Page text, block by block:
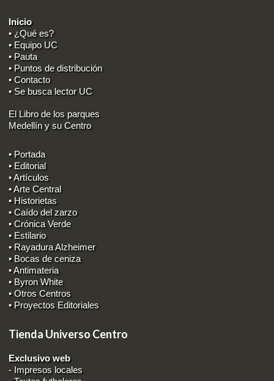
Inicio
• ¿Qué es?
• Equipo UC
• Pauta
• Puntos de distribución
• Contacto
• Se busca lector UC
El Libro de los parques
Medellín y su Centro
• Portada
• Editorial
• Artículos
• Arte Central
• Historietas
• Caído del zarzo
• Crónica Verde
• Estilario
• Rayadura Alzheimer
• Bocas de ceniza
• Antimateria
• Byron White
• Otros Centros
• Proyectos Editoriales
Tienda Universo Centro
Exclusivo web
- Impresos locales